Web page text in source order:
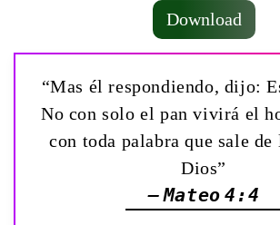
Download
“Mas él respondiendo, dijo:
No con solo el pan vivirá el
con toda palabra que sale de
Dios”
— Mateo 4:4